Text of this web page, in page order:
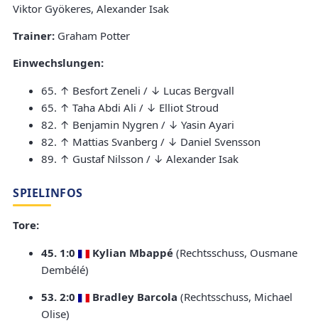
Viktor Gyökeres, Alexander Isak
Trainer: Graham Potter
Einwechslungen:
65. ↑ Besfort Zeneli / ↓ Lucas Bergvall
65. ↑ Taha Abdi Ali / ↓ Elliot Stroud
82. ↑ Benjamin Nygren / ↓ Yasin Ayari
82. ↑ Mattias Svanberg / ↓ Daniel Svensson
89. ↑ Gustaf Nilsson / ↓ Alexander Isak
SPIELINFOS
Tore:
45. 1:0
Kylian Mbappé (Rechtsschuss, Ousmane
Dembélé)
53. 2:0
Bradley Barcola (Rechtsschuss, Michael
Olise)